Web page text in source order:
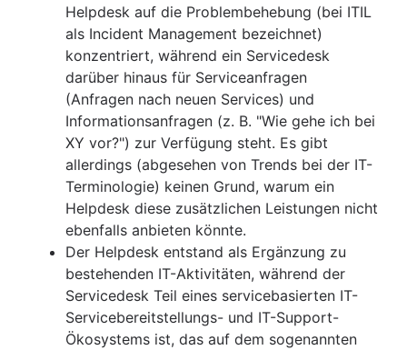
Helpdesk auf die Problembehebung (bei ITIL
als Incident Management bezeichnet)
konzentriert, während ein Servicedesk
darüber hinaus für Serviceanfragen
(Anfragen nach neuen Services) und
Informationsanfragen (z. B. "Wie gehe ich bei
XY vor?") zur Verfügung steht. Es gibt
allerdings (abgesehen von Trends bei der IT-
Terminologie) keinen Grund, warum ein
Helpdesk diese zusätzlichen Leistungen nicht
ebenfalls anbieten könnte.
Der Helpdesk entstand als Ergänzung zu
bestehenden IT-Aktivitäten, während der
Servicedesk Teil eines servicebasierten IT-
Servicebereitstellungs- und IT-Support-
Ökosystems ist, das auf dem sogenannten